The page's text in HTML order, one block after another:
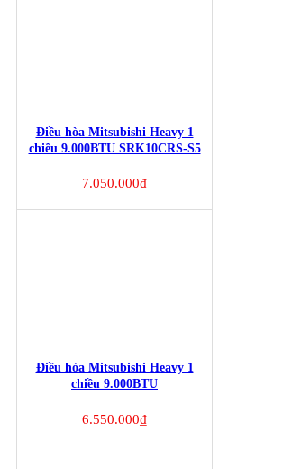
Điều hòa Mitsubishi Heavy 1
chiều 9.000BTU SRK10CRS-S5
7.050.000₫
Điều hòa Mitsubishi Heavy 1
chiều 9.000BTU
6.550.000₫